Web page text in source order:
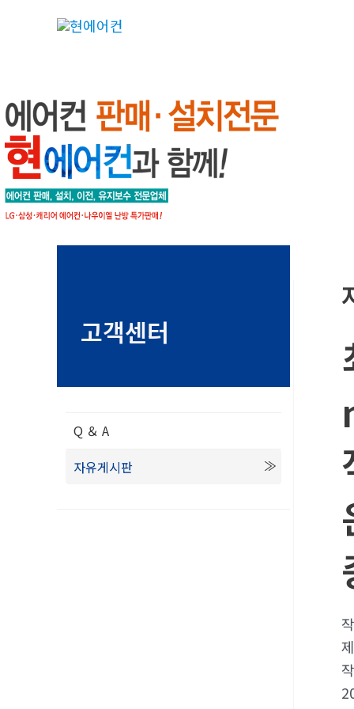
건
너
뛰
기
고객센터
Q ＆ A
자유게시판